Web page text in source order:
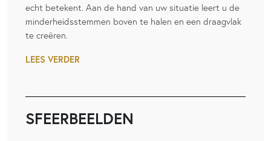
echt betekent. Aan de hand van uw situatie leert u de
minderheidsstemmen boven te halen en een draagvlak
te creëren.
LEES VERDER
SFEERBEELDEN